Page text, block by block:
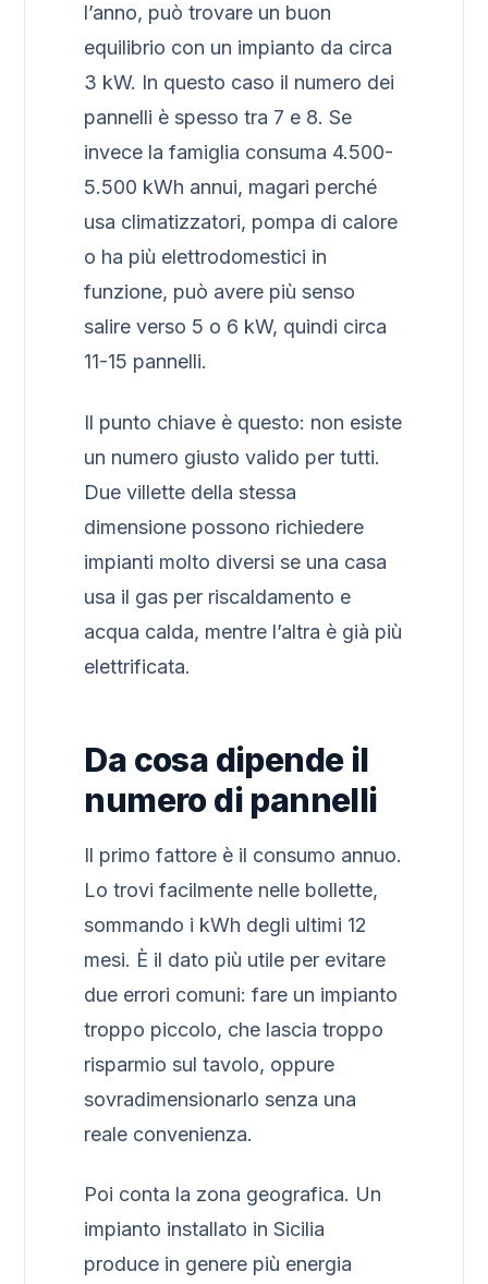
l’anno, può trovare un buon
equilibrio con un impianto da circa
3 kW. In questo caso il numero dei
pannelli è spesso tra 7 e 8. Se
invece la famiglia consuma 4.500-
5.500 kWh annui, magari perché
usa climatizzatori, pompa di calore
o ha più elettrodomestici in
funzione, può avere più senso
salire verso 5 o 6 kW, quindi circa
11-15 pannelli.
Il punto chiave è questo: non esiste
un numero giusto valido per tutti.
Due villette della stessa
dimensione possono richiedere
impianti molto diversi se una casa
usa il gas per riscaldamento e
acqua calda, mentre l’altra è già più
elettrificata.
Da cosa dipende il
numero di pannelli
Il primo fattore è il consumo annuo.
Lo trovi facilmente nelle bollette,
sommando i kWh degli ultimi 12
mesi. È il dato più utile per evitare
due errori comuni: fare un impianto
troppo piccolo, che lascia troppo
risparmio sul tavolo, oppure
sovradimensionarlo senza una
reale convenienza.
Poi conta la zona geografica. Un
impianto installato in Sicilia
produce in genere più energia